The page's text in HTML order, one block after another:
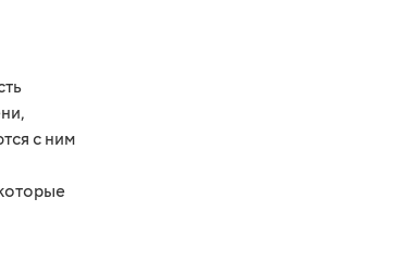
с ним